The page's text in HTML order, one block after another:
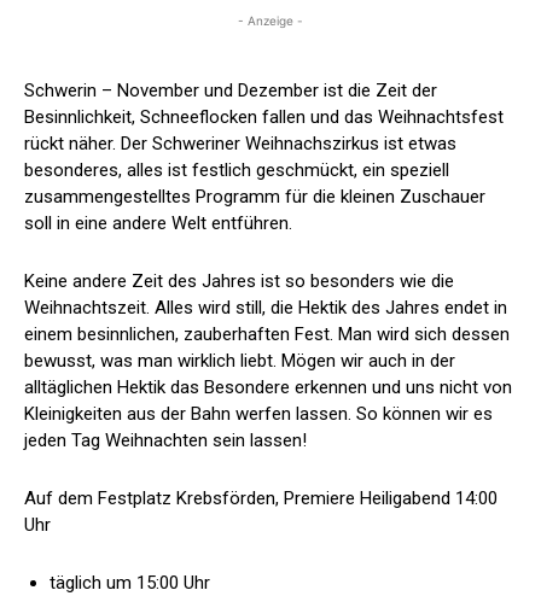
- Anzeige -
Schwerin – November und Dezember ist die Zeit der
Besinnlichkeit, Schneeflocken fallen und das Weihnachtsfest
rückt näher. Der Schweriner Weihnachszirkus ist etwas
besonderes, alles ist festlich geschmückt, ein speziell
zusammengestelltes Programm für die kleinen Zuschauer
soll in eine andere Welt entführen.
Keine andere Zeit des Jahres ist so besonders wie die
Weihnachtszeit. Alles wird still, die Hektik des Jahres endet in
einem besinnlichen, zauberhaften Fest. Man wird sich dessen
bewusst, was man wirklich liebt. Mögen wir auch in der
alltäglichen Hektik das Besondere erkennen und uns nicht von
Kleinigkeiten aus der Bahn werfen lassen. So können wir es
jeden Tag Weihnachten sein lassen!
Auf dem Festplatz Krebsförden, Premiere Heiligabend 14:00
Uhr
täglich um 15:00 Uhr